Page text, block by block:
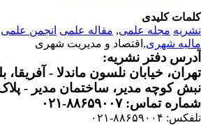
کلیدی
مجله علمی, مقاله علمی انجمن علمی
شهری ,اقتصاد و مدیریت شهری
دفتر نشریه:
خیابان نلسون ماندلا - آفریقا،
کوچه مدیر، ساختمان مدیر - پلاک ۲، ط ۴، واحد ۱۵
تماس: ۸۸۶۵۹۰۰۷-۰۲۱
۸۸۶۵۹۰۰۴-۰۲۱